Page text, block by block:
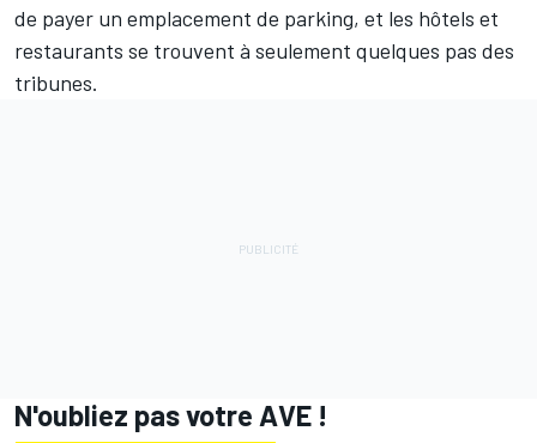
de payer un emplacement de parking, et les hôtels et
restaurants se trouvent à seulement quelques pas des
tribunes.
N'oubliez pas votre AVE !